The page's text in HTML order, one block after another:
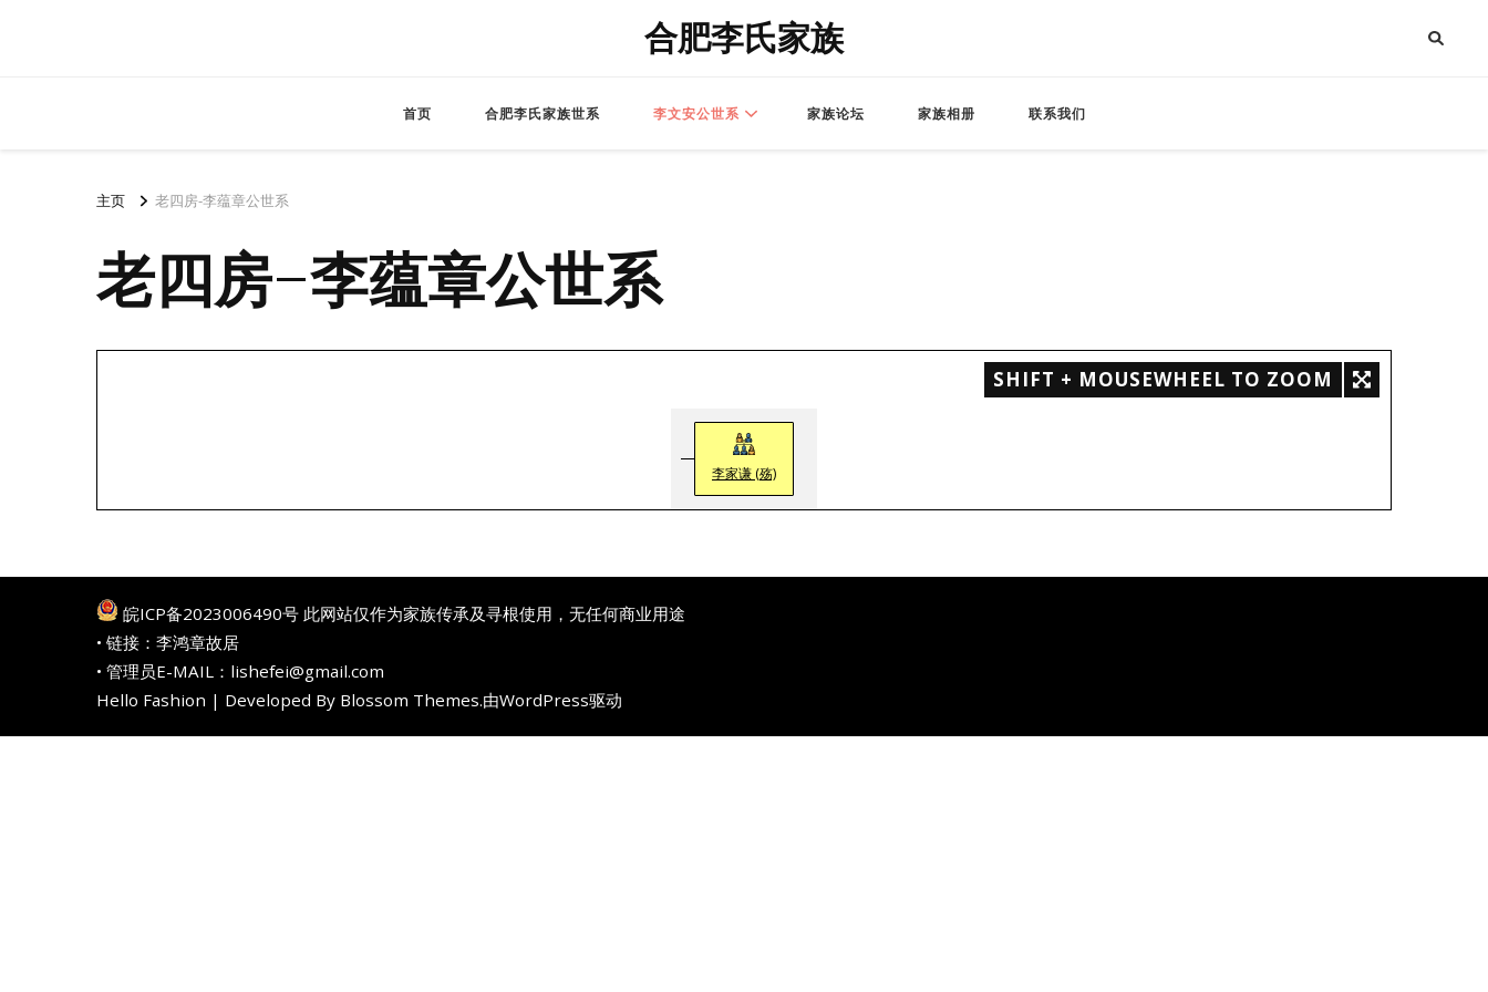
合肥李氏家族
首页 合肥李氏家族世系 李文安公世系 家族论坛 家族相册 联系我们
主页 老四房-李蕴章公世系
老四房-李蕴章公世系
SHIFT + MOUSEWHEEL TO ZOOM
李家谦 (殇)
皖ICP备2023006490号 此网站仅作为家族传承及寻根使用，无任何商业用途
• 链接： 李鸿章故居
• 管理员E-MAIL：lishefei@gmail.com
Hello Fashion | Developed By Blossom Themes.由WordPress驱动